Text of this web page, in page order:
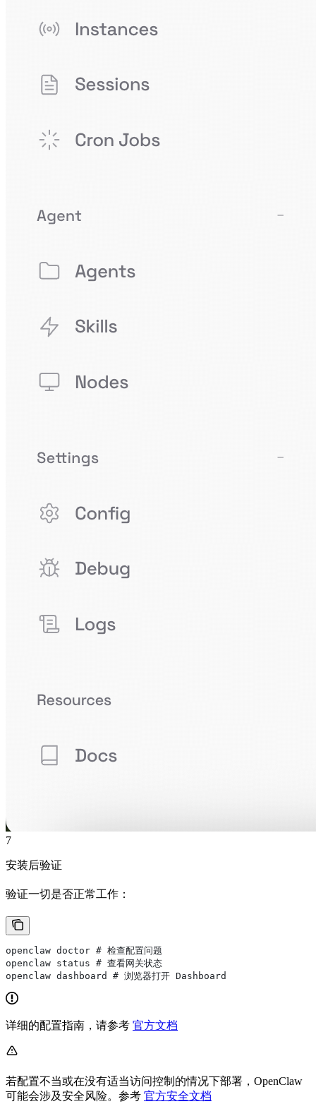
7
安装后验证
验证一切是否正常工作：
openclaw doctor # 检查配置问题
openclaw status # 查看网关状态
openclaw dashboard # 浏览器打开 Dashboard
详细的配置指南，请参考 官方文档
若配置不当或在没有适当访问控制的情况下部署，OpenClaw
可能会涉及安全风险。参考 官方安全文档